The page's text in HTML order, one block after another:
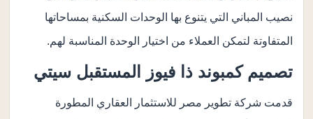
نصيب المباني التي يتنوع بها الوحدات السكنية بمساحاتها
المتفاوتة لتمكن العملاء من اختيار الوحدة المناسبة لهم.
تصميم كمبوند ذا فيوز المستقبل سيتي
قدمت شركة تطوير مصر للاستثمار العقاري المطورة